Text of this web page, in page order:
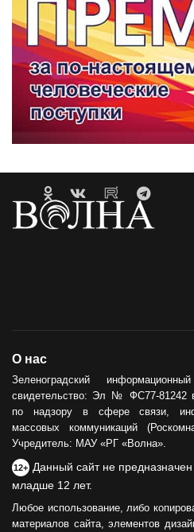
О нас
Зеленоградский
свидетельство: Эл № ФС77-81242
по надзору в сфере связи,
массовых коммуникаций
Учредитель: МАУ «РГ «Волна».
12+ Данный сайт не
младше 12 лет.
Любое использование, либо
материалов сайта, элементов